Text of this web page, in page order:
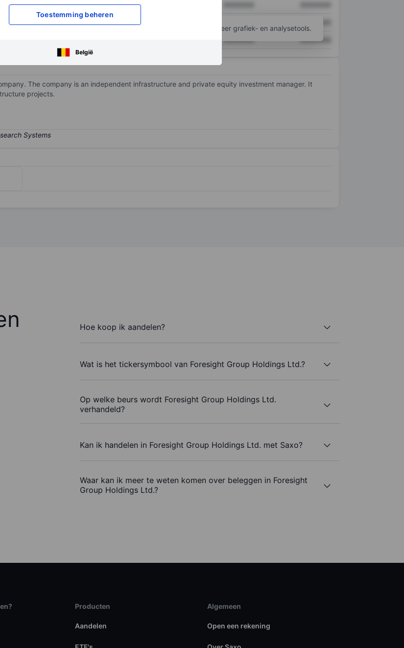
Toestemming beheren
België
XXXXXXX
XXXXXXX XXXXXXX
om toegang te krijgen tot meer grafiek- en analysetools.
The company is an independent infrastructure and private equity investment manager. It
projects.
Hoe koop ik aandelen?
Wat is het tickersymbool van Foresight Group Holdings Ltd.?
Op welke beurs wordt Foresight Group Holdings Ltd.
verhandeld?
Kan ik handelen in Foresight Group Holdings Ltd. met Saxo?
Waar kan ik meer te weten komen over beleggen in Foresight
Group Holdings Ltd.?
Producten
Aandelen
Algemeen
Open een rekening